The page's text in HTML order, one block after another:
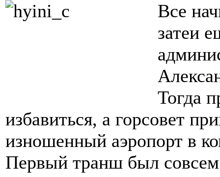
Все
затеи
Тогда
избавиться, а горсовет
изношенный аэропорт в
Первый транш был